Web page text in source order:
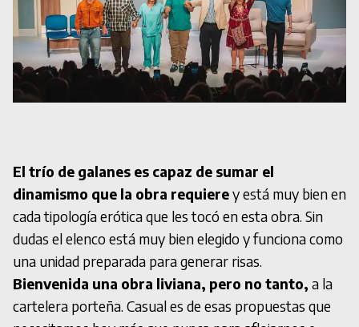
El trío de galanes es capaz de sumar el
dinamismo que la obra requierey está muy bien en
cada tipología erótica que les tocó en esta obra. Sin
dudas el elenco está muy bien elegido y funciona como
una unidad preparada para generar risas.
Bienvenida una obra liviana, pero no tanto, a la
cartelera porteña. Casual es de esas propuestas que